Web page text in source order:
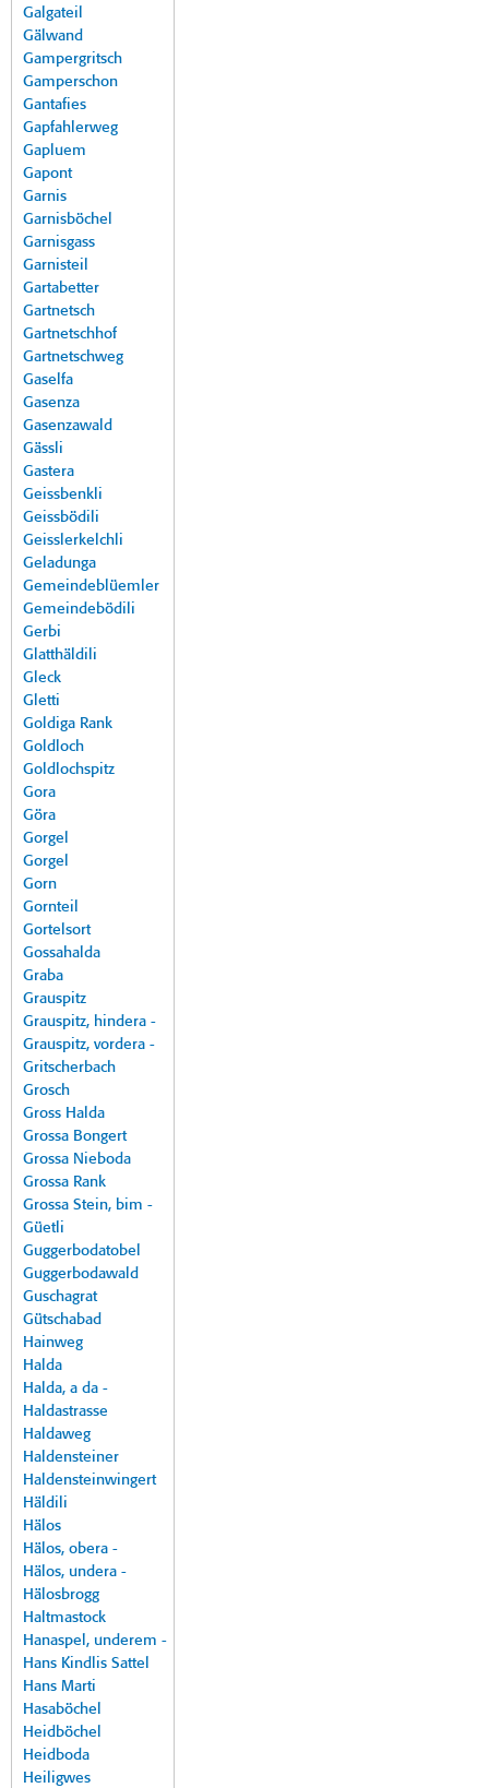
Galgateil
Gälwand
Gampergritsch
Gamperschon
Gantafies
Gapfahlerweg
Gapluem
Gapont
Garnis
Garnisböchel
Garnisgass
Garnisteil
Gartabetter
Gartnetsch
Gartnetschhof
Gartnetschweg
Gaselfa
Gasenza
Gasenzawald
Gässli
Gastera
Geissbenkli
Geissbödili
Geisslerkelchli
Geladunga
Gemeindeblüemler
Gemeindebödili
Gerbi
Glatthäldili
Gleck
Gletti
Goldiga Rank
Goldloch
Goldlochspitz
Gora
Göra
Gorgel
Gorgel
Gorn
Gornteil
Gortelsort
Gossahalda
Graba
Grauspitz
Grauspitz, hindera -
Grauspitz, vordera -
Gritscherbach
Grosch
Gross Halda
Grossa Bongert
Grossa Nieboda
Grossa Rank
Grossa Stein, bim -
Güetli
Guggerbodatobel
Guggerbodawald
Guschagrat
Gütschabad
Hainweg
Halda
Halda, a da -
Haldastrasse
Haldaweg
Haldensteiner
Haldensteinwingert
Häldili
Hälos
Hälos, obera -
Hälos, undera -
Hälosbrogg
Haltmastock
Hanaspel, underem -
Hans Kindlis Sattel
Hans Marti
Hasaböchel
Heidböchel
Heidboda
Heiligwes